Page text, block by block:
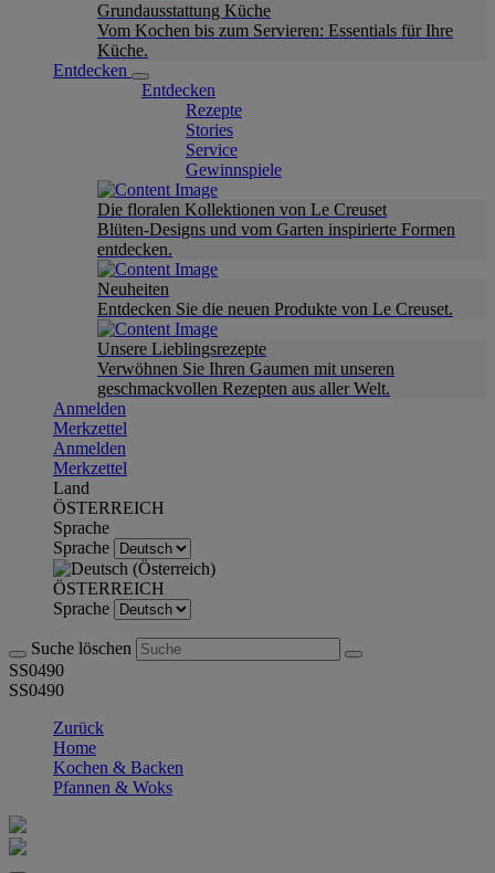
Grundausstattung Küche
Vom Kochen bis zum Servieren: Essentials für Ihre
Küche.
Entdecken
Entdecken
Rezepte
Stories
Service
Gewinnspiele
Die floralen Kollektionen von Le Creuset
Blüten-Designs und vom Garten inspirierte Formen
entdecken.
Neuheiten
Entdecken Sie die neuen Produkte von Le Creuset.
Unsere Lieblingsrezepte
Verwöhnen Sie Ihren Gaumen mit unseren
geschmackvollen Rezepten aus aller Welt.
Anmelden
Merkzettel
Anmelden
Merkzettel
Land
ÖSTERREICH
Sprache
Sprache
ÖSTERREICH
Sprache
Suche löschen
SS0490
SS0490
Zurück
Home
Kochen & Backen
Pfannen & Woks